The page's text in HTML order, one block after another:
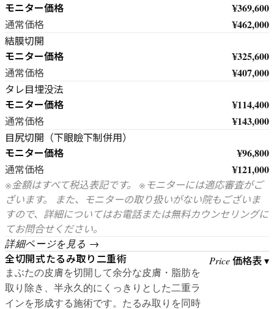
モニター価格 ¥369,600
通常価格 ¥462,000
結膜切開
モニター価格 ¥325,600
通常価格 ¥407,000
タレ目埋没法
モニター価格 ¥114,400
通常価格 ¥143,000
目尻切開（下眼瞼下制併用）
モニター価格 ¥96,800
通常価格 ¥121,000
※金額はすべて税込表記です。 ※モニターには適応審査がご
ざいます。 また、モニターの取り扱いがない院もございま
すので、詳細についてはお電話または無料カウンセリングに
てお問合せください。
詳細ページを見る →
全切開式たるみ取り二重術
まぶたの皮膚を切開して余分な皮膚・脂肪を
取り除き、半永久的にくっきりとした二重ラ
インを形成する施術です。たるみ取りを同時
Price価格表 ▾